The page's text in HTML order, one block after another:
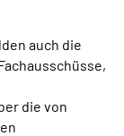
auch die
die von